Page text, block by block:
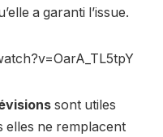
a garanti l’issue.
sont utiles
elles ne remplacent